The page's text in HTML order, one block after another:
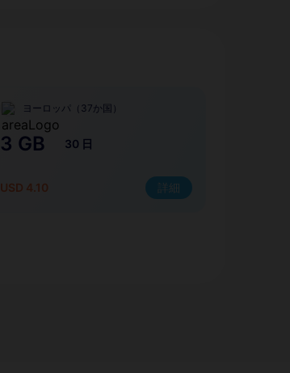
ヨーロッパ（37か国）
3 GB 30 日
USD 4.10 詳細